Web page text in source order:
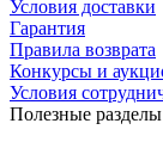
Условия доставки
Гарантия
Правила возврата
Конкурсы и
Условия
Полезные разделы